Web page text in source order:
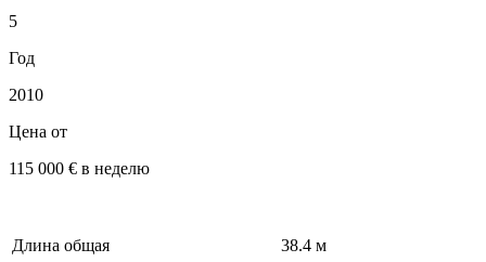
5
Год
2010
Цена от
115 000 € в неделю
Длина общая
38.4 м